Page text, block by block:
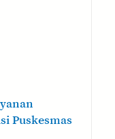
Puskesmas